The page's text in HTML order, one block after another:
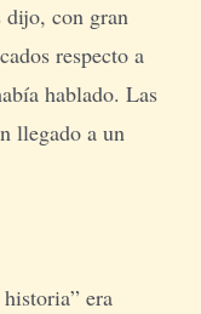
dijo, con gran
respecto a
hablado. Las
llegado a un
era